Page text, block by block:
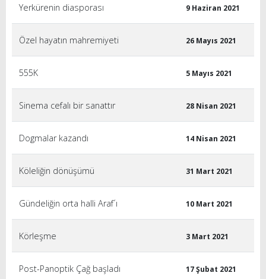
Yerkürenin diasporası 9 Haziran 2021
Özel hayatın mahremiyeti 26 Mayıs 2021
555K 5 Mayıs 2021
Sinema cefalı bir sanattır 28 Nisan 2021
Dogmalar kazandı 14 Nisan 2021
Köleliğin dönüşümü 31 Mart 2021
Gündeliğin orta halli Araf´ı 10 Mart 2021
Körleşme 3 Mart 2021
Post-Panoptik Çağ başladı 17 Şubat 2021